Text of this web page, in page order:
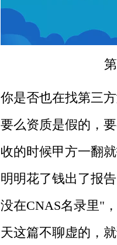
你是否也在找第三
要么资质是假的，
收的时候甲方一翻
明明花了钱出了报
没在CNAS名录里"
天这篇不聊虚的，